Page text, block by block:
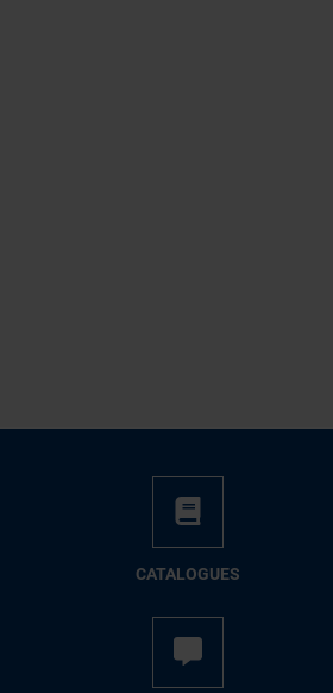
CATALOGUES